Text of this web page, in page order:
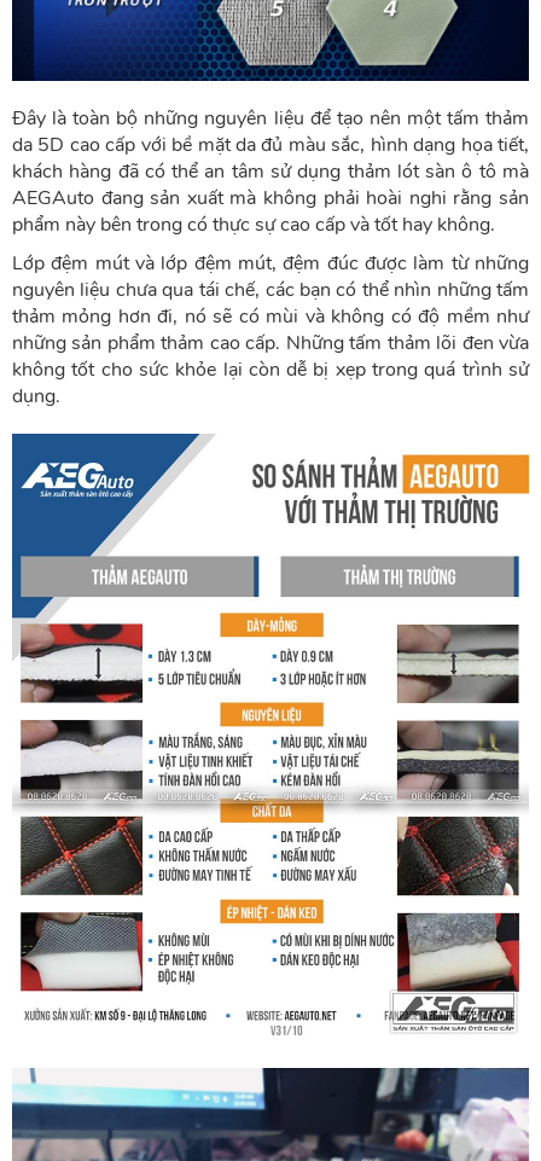
Đây là toàn bộ những nguyên liệu để tạo nên một tấm thảm
da 5D cao cấp với bề mặt da đủ màu sắc, hình dạng họa tiết,
khách hàng đã có thể an tâm sử dụng thảm lót sàn ô tô mà
AEGAuto đang sản xuất mà không phải hoài nghi rằng sản
phẩm này bên trong có thực sự cao cấp và tốt hay không.
Lớp đệm mút và lớp đệm mút, đệm đúc được làm từ những
nguyên liệu chưa qua tái chế, các bạn có thể nhìn những tấm
thảm mỏng hơn đi, nó sẽ có mùi và không có độ mềm như
những sản phẩm thảm cao cấp. Những tấm thảm lõi đen vừa
không tốt cho sức khỏe lại còn dễ bị xẹp trong quá trình sử
dụng.